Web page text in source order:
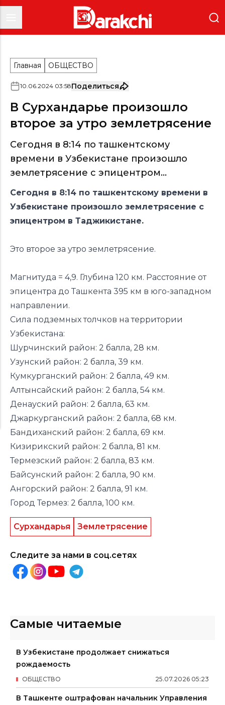
Главная ОБЩЕСТВО
10.06.2024 03:58Поделиться
В Сурхандарье произошло
второе за утро землетрясение
Сегодня в 8:14 по ташкентскому
времени в Узбекистане произошло
землетрясение с эпицентром...
Сегодня в 8:14 по ташкентскому времени в
Узбекистане произошло землетрясение с
эпицентром в Таджикистане.
Это второе за утро землетрясение.
Магнитуда = 4,9. Глубина 120 км. Расстояние от
эпицентра до Ташкента 395 км в юго-западном
направлении.
Сила подземных толчков на территории
Узбекистана:
Шурчинский район: 2 балла, 28 км.
Узунский район: 2 балла, 39 км.
Кумкурганский район: 2 балла, 49 км.
Алтынсайский район: 2 балла, 54 км.
Денауский район: 2 балла, 63 км.
Джаркурганский район: 2 балла, 68 км.
Бандиханский район: 2 балла, 69 км.
Кизирикский район: 2 балла, 81 км.
Термезский район: 2 балла, 83 км.
Байсунский район: 2 балла, 90 км.
Ангорский район: 2 балла, 91 км.
Город Термез: 2 балла, 100 км.
Сурхандарья Землетрясение
Следите за нами в соц.сетях
Самые читаемые
В Узбекистане продолжает снижаться
рождаемость
25.07.2026 05:23
ОБЩЕСТВО
В Ташкенте оштрафован начальник Управления